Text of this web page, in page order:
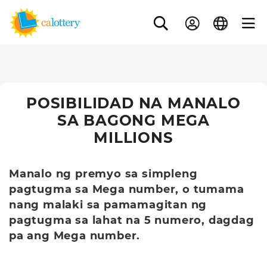
POSIBILIDAD NA MANALO
SA BAGONG MEGA
MILLIONS
Manalo ng premyo sa simpleng
pagtugma sa Mega number, o tumama
nang malaki sa pamamagitan ng
pagtugma sa lahat na 5 numero, dagdag
pa ang Mega number.